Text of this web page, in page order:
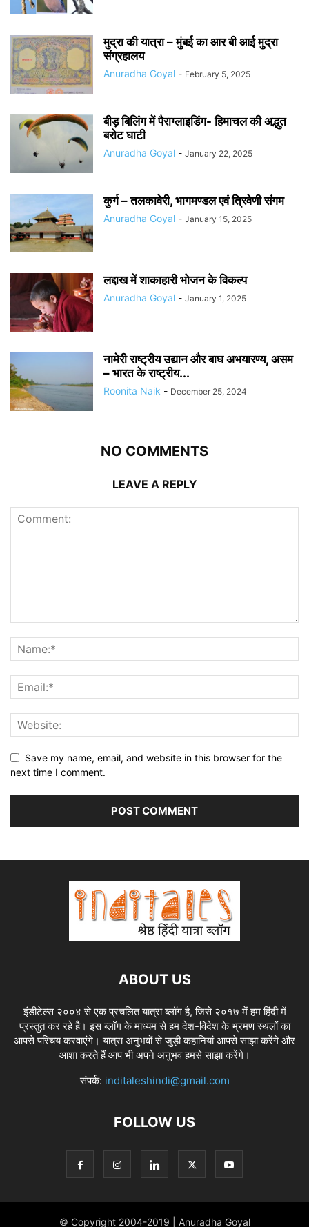
मुद्रा की यात्रा – मुंबई का आर बी आई मुद्रा
संग्रहालय
Anuradha Goyal - February 5, 2025
बीड़ बिलिंग में पैराग्लाइडिंग- हिमाचल की अद्भुत
बरोट घाटी
Anuradha Goyal - January 22, 2025
कुर्ग – तलकावेरी, भागमण्डल एवं त्रिवेणी संगम
Anuradha Goyal - January 15, 2025
लद्दाख में शाकाहारी भोजन के विकल्प
Anuradha Goyal - January 1, 2025
नामेरी राष्ट्रीय उद्यान और बाघ अभयारण्य, असम
– भारत के राष्ट्रीय...
Roonita Naik - December 25, 2024
NO COMMENTS
LEAVE A REPLY
Save my name, email, and website in this browser for the
next time I comment.
ABOUT US
इंडीटेल्स २००४ से एक प्रचलित यात्रा ब्लॉग है, जिसे २०१७ में हम हिंदी में
प्रस्तुत कर रहे है। इस ब्लॉग के माध्यम से हम देश-विदेश के भ्रमण स्थलों का
आपसे परिचय करवाएंगे। यात्रा अनुभवों से जुड़ी कहानियां आपसे साझा करेंगे और
आशा करते हैं आप भी अपने अनुभव हमसे साझा करेंगे।
संपर्क: inditaleshindi@gmail.com
FOLLOW US
© Copyright 2004-2019 | Anuradha Goyal